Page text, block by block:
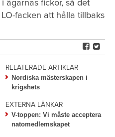
ägarnas fickor, så det
facken att hålla tillbaks
RELATERADE ARTIKLAR
Nordiska mästerskapen i
krigshets
EXTERNA LÄNKAR
V-toppen: Vi måste acceptera
natomedlemskapet